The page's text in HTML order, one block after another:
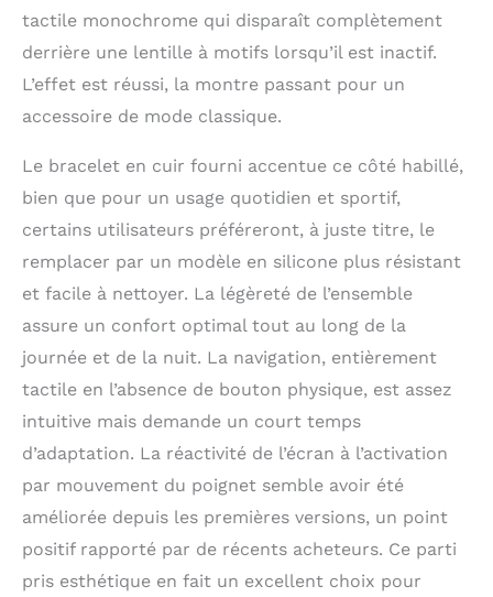
notifications
intelligentes pour les
appels entrants, les
messages texte, les
rappels de calendrier
du yoga, du pilates, du
cardio, de la
et plus encore avec
des applications
sportives ; se
connecte au GPS de
votre smartphone
compatible pour
les promenades en
plein air, les courses
et plus encore Voyez à
actif tout au long de
la journée avec le
comptage de pas, les
l'intensité des
tactile monochrome qui disparaît complètement
derrière une lentille à motifs lorsqu’il est inactif.
L’effet est réussi, la montre passant pour un
accessoire de mode classique.
Le bracelet en cuir fourni accentue ce côté habillé,
bien que pour un usage quotidien et sportif,
certains utilisateurs préféreront, à juste titre, le
remplacer par un modèle en silicone plus résistant
et facile à nettoyer. La légèreté de l’ensemble
assure un confort optimal tout au long de la
journée et de la nuit. La navigation, entièrement
tactile en l’absence de bouton physique, est assez
intuitive mais demande un court temps
d’adaptation. La réactivité de l’écran à l’activation
par mouvement du poignet semble avoir été
améliorée depuis les premières versions, un point
positif rapporté par de récents acheteurs. Ce parti
pris esthétique en fait un excellent choix pour